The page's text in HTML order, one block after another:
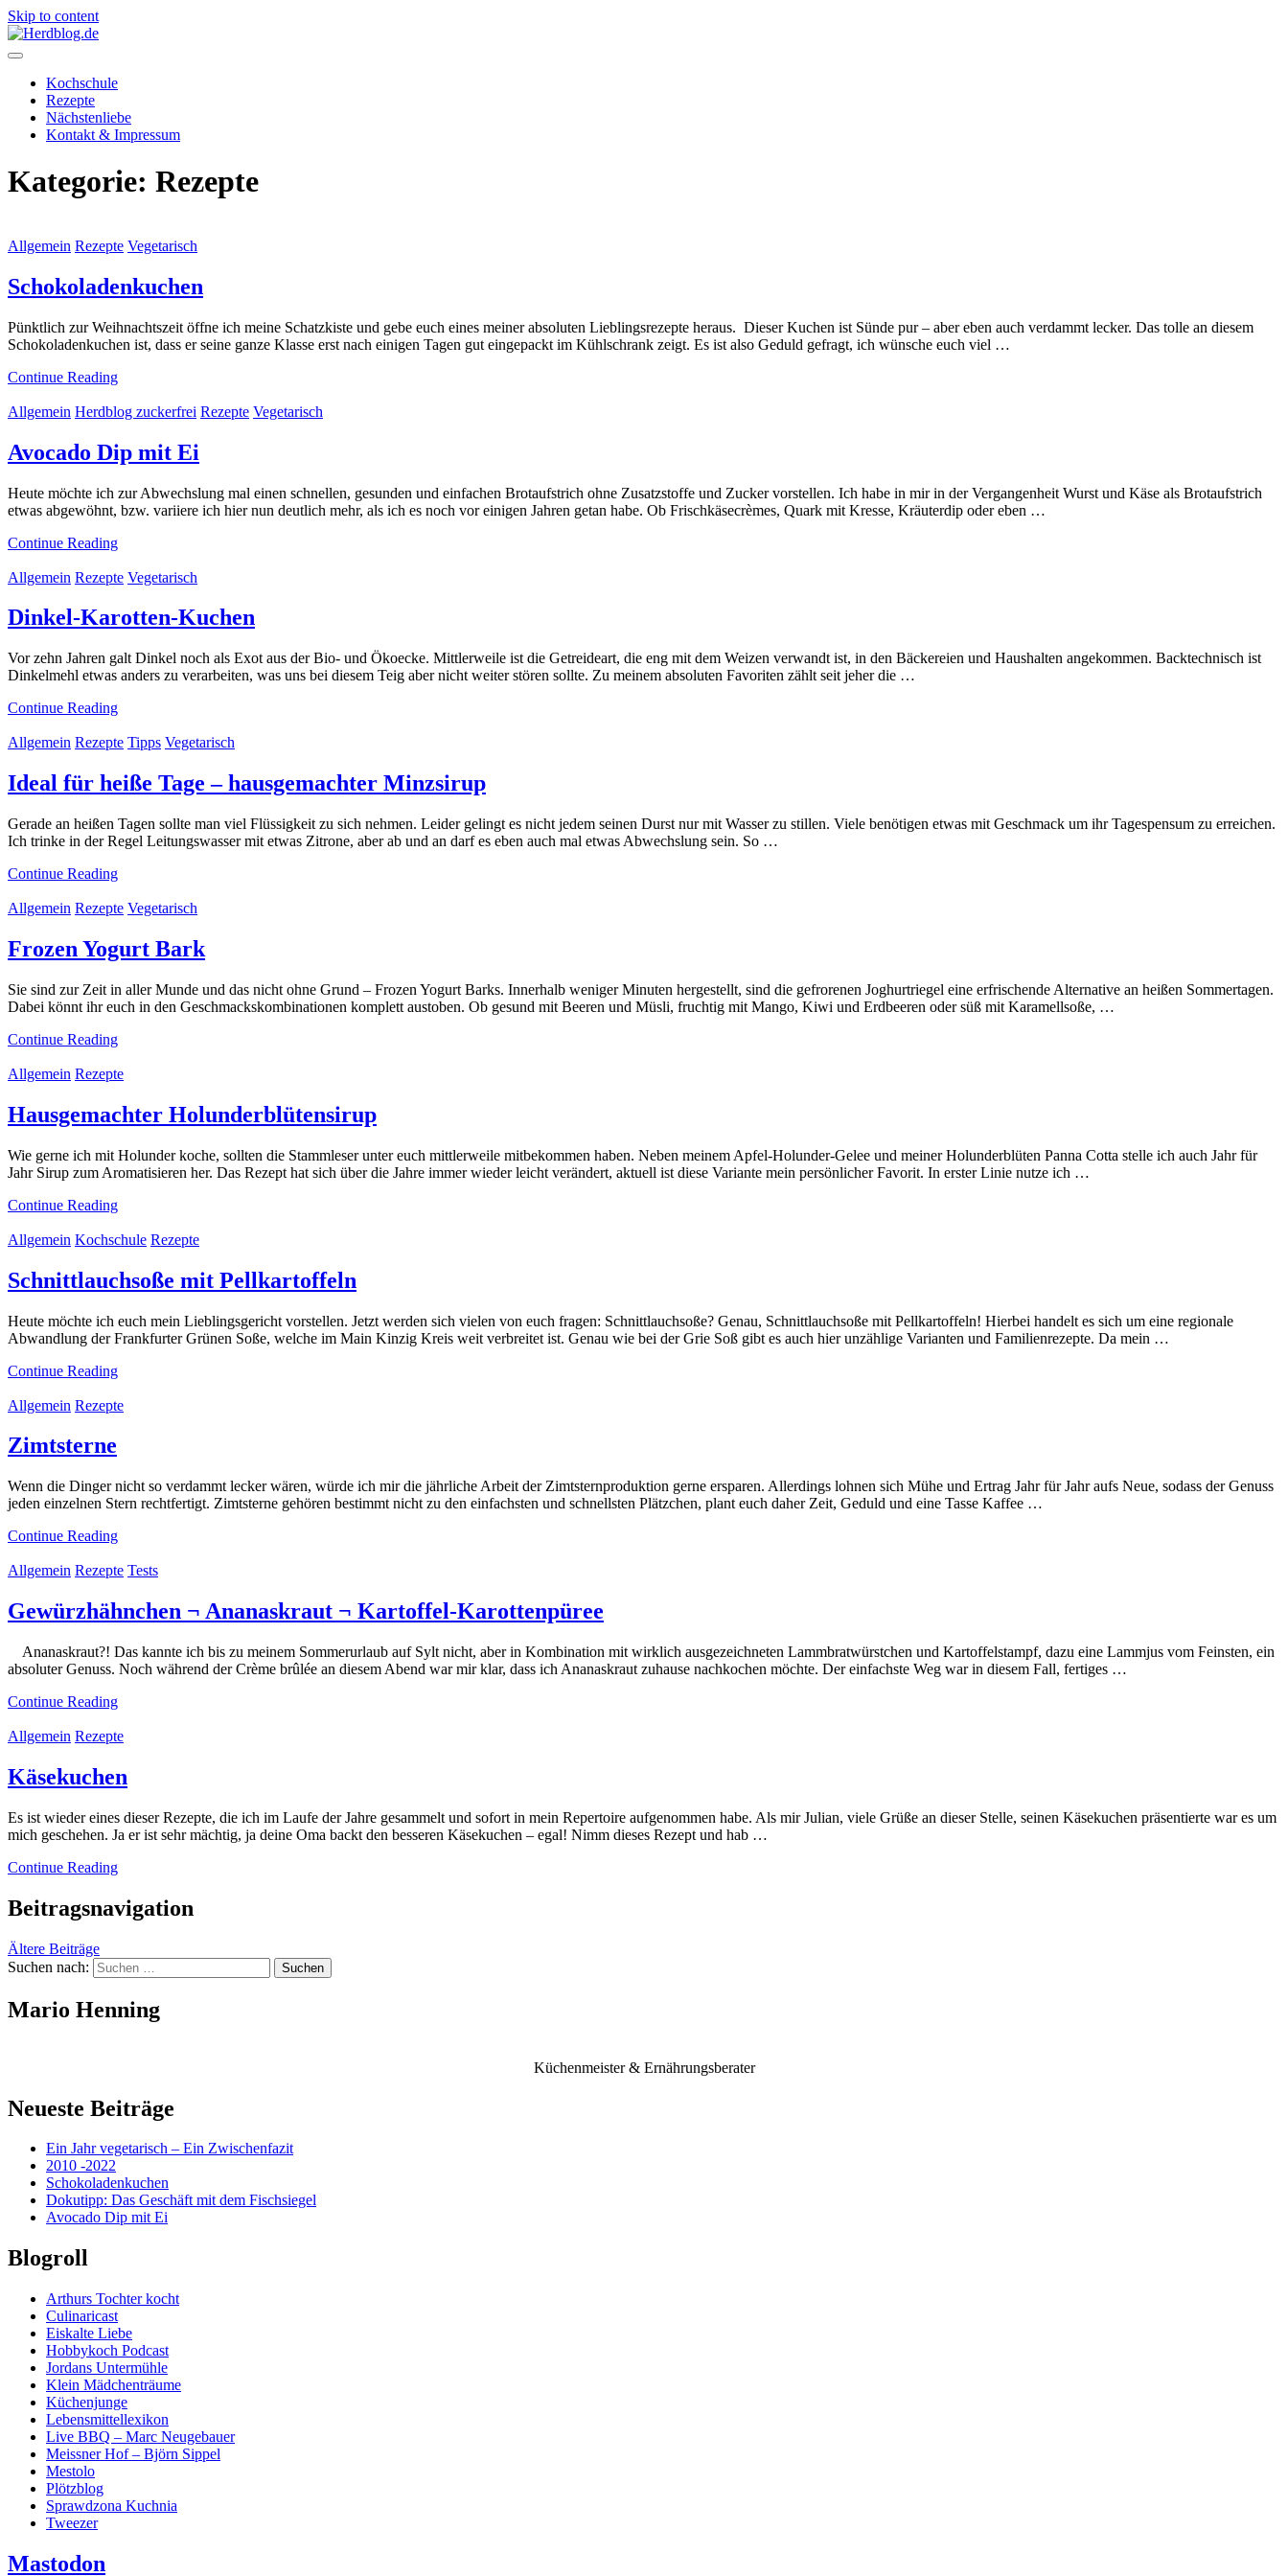
Skip to content
Herdblog.de
Kochschule
Rezepte
Nächstenliebe
Kontakt & Impressum
Kategorie: Rezepte
Allgemein Rezepte Vegetarisch
Schokoladenkuchen
Pünktlich zur Weihnachtszeit öffne ich meine Schatzkiste und gebe euch eines meiner absoluten Lieblingsrezepte heraus. Dieser Kuchen ist Sünde pur – aber eben auch verdammt lecker. Das tolle an diesem
Schokoladenkuchen ist, dass er seine ganze Klasse erst nach einigen Tagen gut eingepackt im Kühlschrank zeigt. Es ist also Geduld gefragt, ich wünsche euch viel …
Continue Reading
Allgemein Herdblog zuckerfrei Rezepte Vegetarisch
Avocado Dip mit Ei
Heute möchte ich zur Abwechslung mal einen schnellen, gesunden und einfachen Brotaufstrich ohne Zusatzstoffe und Zucker vorstellen. Ich habe in mir in der Vergangenheit Wurst und Käse als Brotaufstrich
etwas abgewöhnt, bzw. variiere ich hier nun deutlich mehr, als ich es noch vor einigen Jahren getan habe. Ob Frischkäsecrèmes, Quark mit Kresse, Kräuterdip oder eben …
Continue Reading
Allgemein Rezepte Vegetarisch
Dinkel-Karotten-Kuchen
Vor zehn Jahren galt Dinkel noch als Exot aus der Bio- und Ökoecke. Mittlerweile ist die Getreideart, die eng mit dem Weizen verwandt ist, in den Bäckereien und Haushalten angekommen. Backtechnisch ist
Dinkelmehl etwas anders zu verarbeiten, was uns bei diesem Teig aber nicht weiter stören sollte. Zu meinem absoluten Favoriten zählt seit jeher die …
Continue Reading
Allgemein Rezepte Tipps Vegetarisch
Ideal für heiße Tage – hausgemachter Minzsirup
Gerade an heißen Tagen sollte man viel Flüssigkeit zu sich nehmen. Leider gelingt es nicht jedem seinen Durst nur mit Wasser zu stillen. Viele benötigen etwas mit Geschmack um ihr Tagespensum zu erreichen.
Ich trinke in der Regel Leitungswasser mit etwas Zitrone, aber ab und an darf es eben auch mal etwas Abwechslung sein. So …
Continue Reading
Allgemein Rezepte Vegetarisch
Frozen Yogurt Bark
Sie sind zur Zeit in aller Munde und das nicht ohne Grund – Frozen Yogurt Barks. Innerhalb weniger Minuten hergestellt, sind die gefrorenen Joghurtriegel eine erfrischende Alternative an heißen Sommertagen.
Dabei könnt ihr euch in den Geschmackskombinationen komplett austoben. Ob gesund mit Beeren und Müsli, fruchtig mit Mango, Kiwi und Erdbeeren oder süß mit Karamellsoße, …
Continue Reading
Allgemein Rezepte
Hausgemachter Holunderblütensirup
Wie gerne ich mit Holunder koche, sollten die Stammleser unter euch mittlerweile mitbekommen haben. Neben meinem Apfel-Holunder-Gelee und meiner Holunderblüten Panna Cotta stelle ich auch Jahr für
Jahr Sirup zum Aromatisieren her. Das Rezept hat sich über die Jahre immer wieder leicht verändert, aktuell ist diese Variante mein persönlicher Favorit. In erster Linie nutze ich …
Continue Reading
Allgemein Kochschule Rezepte
Schnittlauchsoße mit Pellkartoffeln
Heute möchte ich euch mein Lieblingsgericht vorstellen. Jetzt werden sich vielen von euch fragen: Schnittlauchsoße? Genau, Schnittlauchsoße mit Pellkartoffeln! Hierbei handelt es sich um eine regionale
Abwandlung der Frankfurter Grünen Soße, welche im Main Kinzig Kreis weit verbreitet ist. Genau wie bei der Grie Soß gibt es auch hier unzählige Varianten und Familienrezepte. Da mein …
Continue Reading
Allgemein Rezepte
Zimtsterne
Wenn die Dinger nicht so verdammt lecker wären, würde ich mir die jährliche Arbeit der Zimtsternproduktion gerne ersparen. Allerdings lohnen sich Mühe und Ertrag Jahr für Jahr aufs Neue, sodass der Genuss
jeden einzelnen Stern rechtfertigt. Zimtsterne gehören bestimmt nicht zu den einfachsten und schnellsten Plätzchen, plant euch daher Zeit, Geduld und eine Tasse Kaffee …
Continue Reading
Allgemein Rezepte Tests
Gewürzhähnchen ¬ Ananaskraut ¬ Kartoffel-Karottenpüree
Ananaskraut?! Das kannte ich bis zu meinem Sommerurlaub auf Sylt nicht, aber in Kombination mit wirklich ausgezeichneten Lammbratwürstchen und Kartoffelstampf, dazu eine Lammjus vom Feinsten, ein
absoluter Genuss. Noch während der Crème brûlée an diesem Abend war mir klar, dass ich Ananaskraut zuhause nachkochen möchte. Der einfachste Weg war in diesem Fall, fertiges …
Continue Reading
Allgemein Rezepte
Käsekuchen
Es ist wieder eines dieser Rezepte, die ich im Laufe der Jahre gesammelt und sofort in mein Repertoire aufgenommen habe. Als mir Julian, viele Grüße an dieser Stelle, seinen Käsekuchen präsentierte war es um
mich geschehen. Ja er ist sehr mächtig, ja deine Oma backt den besseren Käsekuchen – egal! Nimm dieses Rezept und hab …
Continue Reading
Beitragsnavigation
Ältere Beiträge
Suchen nach:
Mario Henning
Küchenmeister & Ernährungsberater
Neueste Beiträge
Ein Jahr vegetarisch – Ein Zwischenfazit
2010 -2022
Schokoladenkuchen
Dokutipp: Das Geschäft mit dem Fischsiegel
Avocado Dip mit Ei
Blogroll
Arthurs Tochter kocht
Culinaricast
Eiskalte Liebe
Hobbykoch Podcast
Jordans Untermühle
Klein Mädchenträume
Küchenjunge
Lebensmittellexikon
Live BBQ – Marc Neugebauer
Meissner Hof – Björn Sippel
Mestolo
Plötzblog
Sprawdzona Kuchnia
Tweezer
Mastodon